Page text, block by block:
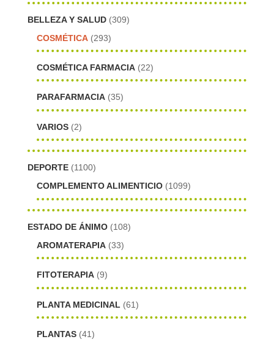
BELLEZA Y SALUD (309)
COSMÉTICA (293)
COSMÉTICA FARMACIA (22)
PARAFARMACIA (35)
VARIOS (2)
DEPORTE (1100)
COMPLEMENTO ALIMENTICIO (1099)
ESTADO DE ÁNIMO (108)
AROMATERAPIA (33)
FITOTERAPIA (9)
PLANTA MEDICINAL (61)
PLANTAS (41)